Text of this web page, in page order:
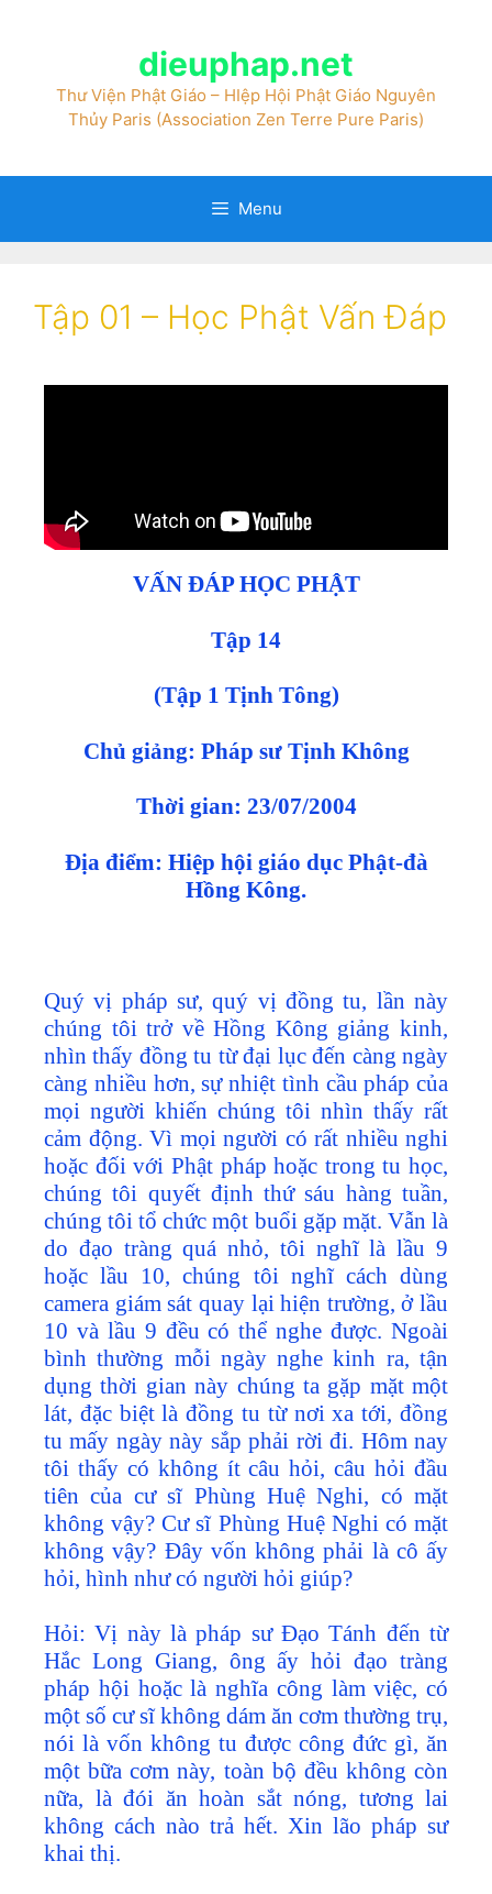
dieuphap.net
Thư Viện Phật Giáo – HIệp Hội Phật Giáo Nguyên
Thủy Paris (Association Zen Terre Pure Paris)
Menu
Tập 01 – Học Phật Vấn Đáp
VẤN ĐÁP HỌC PHẬT
Tập 14
(Tập 1 Tịnh Tông)
Chủ giảng: Pháp sư Tịnh Không
Thời gian: 23/07/2004
Địa điểm: Hiệp hội giáo dục Phật-đà
Hồng Kông.
Quý vị pháp sư, quý vị đồng tu, lần này
chúng tôi trở về Hồng Kông giảng kinh,
nhìn thấy đồng tu từ đại lục đến càng ngày
càng nhiều hơn, sự nhiệt tình cầu pháp của
mọi người khiến chúng tôi nhìn thấy rất
cảm động. Vì mọi người có rất nhiều nghi
hoặc đối với Phật pháp hoặc trong tu học,
chúng tôi quyết định thứ sáu hàng tuần,
chúng tôi tổ chức một buổi gặp mặt. Vẫn là
do đạo tràng quá nhỏ, tôi nghĩ là lầu 9
hoặc lầu 10, chúng tôi nghĩ cách dùng
camera giám sát quay lại hiện trường, ở lầu
10 và lầu 9 đều có thể nghe được. Ngoài
bình thường mỗi ngày nghe kinh ra, tận
dụng thời gian này chúng ta gặp mặt một
lát, đặc biệt là đồng tu từ nơi xa tới, đồng
tu mấy ngày này sắp phải rời đi. Hôm nay
tôi thấy có không ít câu hỏi, câu hỏi đầu
tiên của cư sĩ Phùng Huệ Nghi, có mặt
không vậy? Cư sĩ Phùng Huệ Nghi có mặt
không vậy? Đây vốn không phải là cô ấy
hỏi, hình như có người hỏi giúp?
Hỏi: Vị này là pháp sư Đạo Tánh đến từ
Hắc Long Giang, ông ấy hỏi đạo tràng
pháp hội hoặc là nghĩa công làm việc, có
một số cư sĩ không dám ăn cơm thường trụ,
nói là vốn không tu được công đức gì, ăn
một bữa cơm này, toàn bộ đều không còn
nữa, là đói ăn hoàn sắt nóng, tương lai
không cách nào trả hết. Xin lão pháp sư
khai thị.